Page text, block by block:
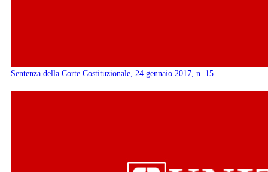
Sentenza della Corte Costituzionale, 24 gennaio 2017, n. 15